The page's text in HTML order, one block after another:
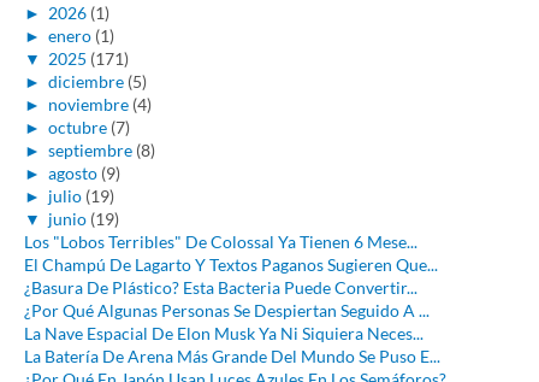
► 2026 (1)
► enero (1)
▼ 2025 (171)
► diciembre (5)
► noviembre (4)
► octubre (7)
► septiembre (8)
► agosto (9)
► julio (19)
▼ junio (19)
Los "Lobos Terribles" De Colossal Ya Tienen 6 Mese...
El Champú De Lagarto Y Textos Paganos Sugieren Que...
¿Basura De Plástico? Esta Bacteria Puede Convertir...
¿Por Qué Algunas Personas Se Despiertan Seguido A ...
La Nave Espacial De Elon Musk Ya Ni Siquiera Neces...
La Batería De Arena Más Grande Del Mundo Se Puso E...